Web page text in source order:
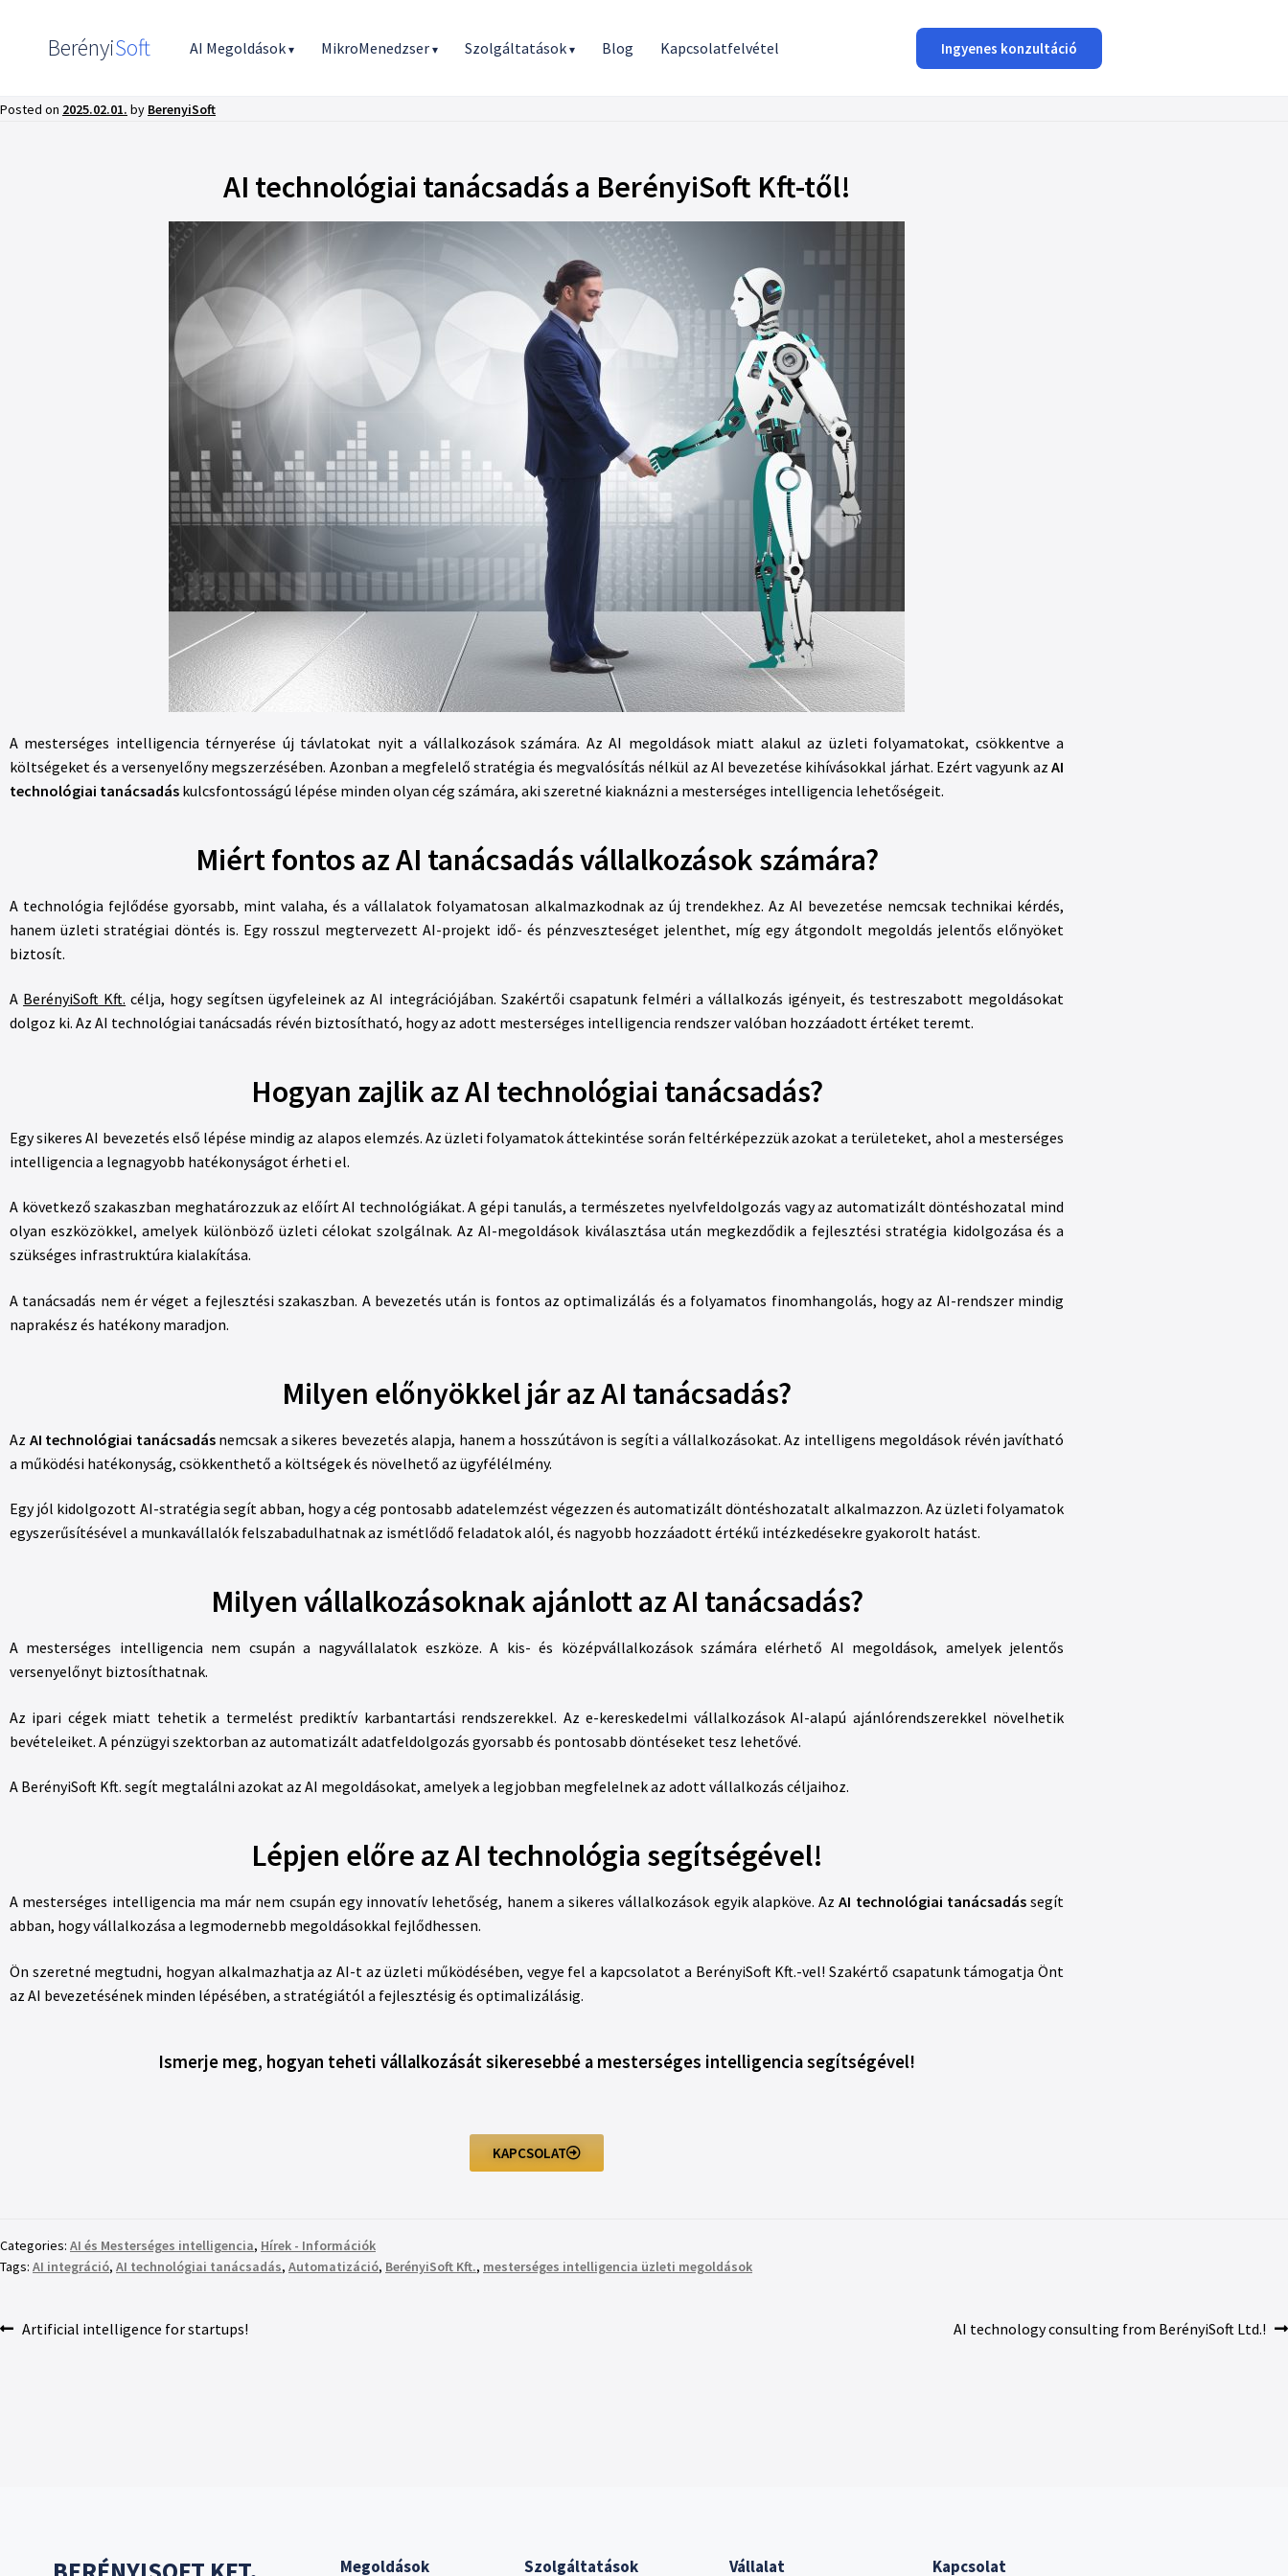
BerényiSoft AI Megoldások▾ MikroMenedzser▾ Szolgáltatások▾ Blog Kapcsolatfelvétel Ingyenes konzultáció
Posted on 2025.02.01. by BerenyiSoft
AI technológiai tanácsadás a BerényiSoft Kft-től!
A mesterséges intelligencia térnyerése új távlatokat nyit a vállalkozások számára. Az AI megoldások miatt alakul az üzleti folyamatokat, csökkentve a
költségeket és a versenyelőny megszerzésében. Azonban a megfelelő stratégia és megvalósítás nélkül az AI bevezetése kihívásokkal járhat. Ezért vagyunk az AI
technológiai tanácsadás kulcsfontosságú lépése minden olyan cég számára, aki szeretné kiaknázni a mesterséges intelligencia lehetőségeit.
Miért fontos az AI tanácsadás vállalkozások számára?
A technológia fejlődése gyorsabb, mint valaha, és a vállalatok folyamatosan alkalmazkodnak az új trendekhez. Az AI bevezetése nemcsak technikai kérdés,
hanem üzleti stratégiai döntés is. Egy rosszul megtervezett AI-projekt idő- és pénzveszteséget jelenthet, míg egy átgondolt megoldás jelentős előnyöket
biztosít.
A BerényiSoft Kft. célja, hogy segítsen ügyfeleinek az AI integrációjában. Szakértői csapatunk felméri a vállalkozás igényeit, és testreszabott megoldásokat
dolgoz ki. Az AI technológiai tanácsadás révén biztosítható, hogy az adott mesterséges intelligencia rendszer valóban hozzáadott értéket teremt.
Hogyan zajlik az AI technológiai tanácsadás?
Egy sikeres AI bevezetés első lépése mindig az alapos elemzés. Az üzleti folyamatok áttekintése során feltérképezzük azokat a területeket, ahol a mesterséges
intelligencia a legnagyobb hatékonyságot érheti el.
A következő szakaszban meghatározzuk az előírt AI technológiákat. A gépi tanulás, a természetes nyelvfeldolgozás vagy az automatizált döntéshozatal mind
olyan eszközökkel, amelyek különböző üzleti célokat szolgálnak. Az AI-megoldások kiválasztása után megkezdődik a fejlesztési stratégia kidolgozása és a
szükséges infrastruktúra kialakítása.
A tanácsadás nem ér véget a fejlesztési szakaszban. A bevezetés után is fontos az optimalizálás és a folyamatos finomhangolás, hogy az AI-rendszer mindig
naprakész és hatékony maradjon.
Milyen előnyökkel jár az AI tanácsadás?
Az AI technológiai tanácsadásnemcsak a sikeres bevezetés alapja, hanem a hosszútávon is segíti a vállalkozásokat. Az intelligens megoldások révén javítható
a működési hatékonyság, csökkenthető a költségek és növelhető az ügyfélélmény.
Egy jól kidolgozott AI-stratégia segít abban, hogy a cég pontosabb adatelemzést végezzen és automatizált döntéshozatalt alkalmazzon. Az üzleti folyamatok
egyszerűsítésével a munkavállalók felszabadulhatnak az ismétlődő feladatok alól, és nagyobb hozzáadott értékű intézkedésekre gyakorolt ​​hatást.
Milyen vállalkozásoknak ajánlott az AI tanácsadás?
A mesterséges intelligencia nem csupán a nagyvállalatok eszköze. A kis- és középvállalkozások számára elérhető AI megoldások, amelyek jelentős
versenyelőnyt biztosíthatnak.
Az ipari cégek miatt tehetik a termelést prediktív karbantartási rendszerekkel. Az e-kereskedelmi vállalkozások AI-alapú ajánlórendszerekkel növelhetik
bevételeiket. A pénzügyi szektorban az automatizált adatfeldolgozás gyorsabb és pontosabb döntéseket tesz lehetővé.
A BerényiSoft Kft. segít megtalálni azokat az AI megoldásokat, amelyek a legjobban megfelelnek az adott vállalkozás céljaihoz.
Lépjen előre az AI technológia segítségével!
A mesterséges intelligencia ma már nem csupán egy innovatív lehetőség, hanem a sikeres vállalkozások egyik alapköve. AzAI technológiai tanácsadássegít
abban, hogy vállalkozása a legmodernebb megoldásokkal fejlődhessen.
Ön szeretné megtudni, hogyan alkalmazhatja az AI-t az üzleti működésében, vegye fel a kapcsolatot a BerényiSoft Kft.-vel! Szakértő csapatunk támogatja Önt
az AI bevezetésének minden lépésében, a stratégiától a fejlesztésig és optimalizálásig.
Ismerje meg, hogyan teheti vállalkozását sikeresebbé a mesterséges intelligencia segítségével!
KAPCSOLAT
Categories: AI és Mesterséges intelligencia, Hírek - Információk
Tags: AI integráció, AI technológiai tanácsadás, Automatizáció, BerényiSoft Kft., mesterséges intelligencia üzleti megoldások
Artificial intelligence for startups! AI technology consulting from BerényiSoft Ltd.!
Megoldások Szolgáltatások Vállalat Kapcsolat